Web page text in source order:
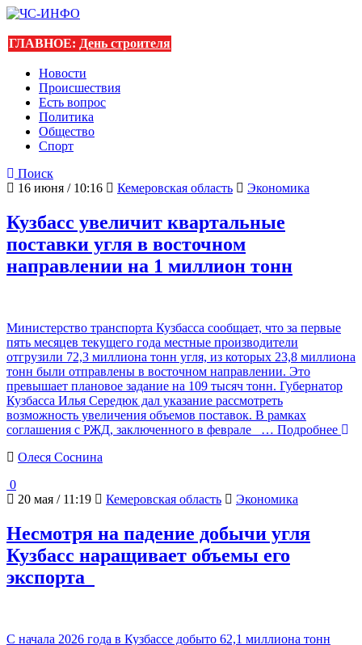
ГЛАВНОЕ: День строителя
Новости
Происшествия
Есть вопрос
Политика
Общество
Спорт
Поиск
16 июня / 10:16
Кемеровская область Экономика
Кузбасс увеличит квартальные
поставки угля в восточном
направлении на 1 миллион тонн
Министерство транспорта Кузбасса сообщает, что за первые
пять месяцев текущего года местные производители
отгрузили 72,3 миллиона тонн угля, из которых 23,8 миллиона
тонн были отправлены в восточном направлении. Это
превышает плановое задание на 109 тысяч тонн. Губернатор
Кузбасса Илья Середюк дал указание рассмотреть
возможность увеличения объемов поставок. В рамках
соглашения с РЖД, заключенного в феврале
… Подробнее
Олеся Соснина
0
20 мая / 11:19
Кемеровская область Экономика
Несмотря на падение добычи угля
Кузбасс наращивает объемы его
экспорта
С начала 2026 года в Кузбассе добыто 62,1 миллиона тонн